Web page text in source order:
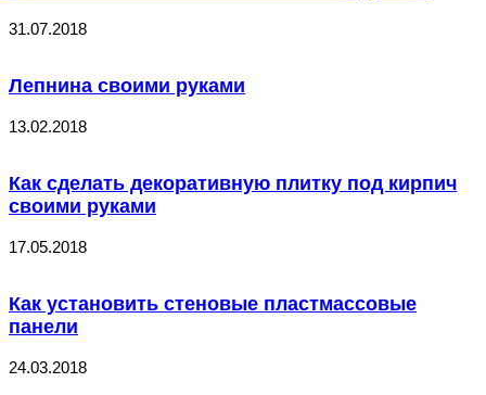
31.07.2018
Лепнина своими руками
13.02.2018
Как сделать декоративную плитку под кирпич
своими руками
17.05.2018
Как установить стеновые пластмассовые
панели
24.03.2018